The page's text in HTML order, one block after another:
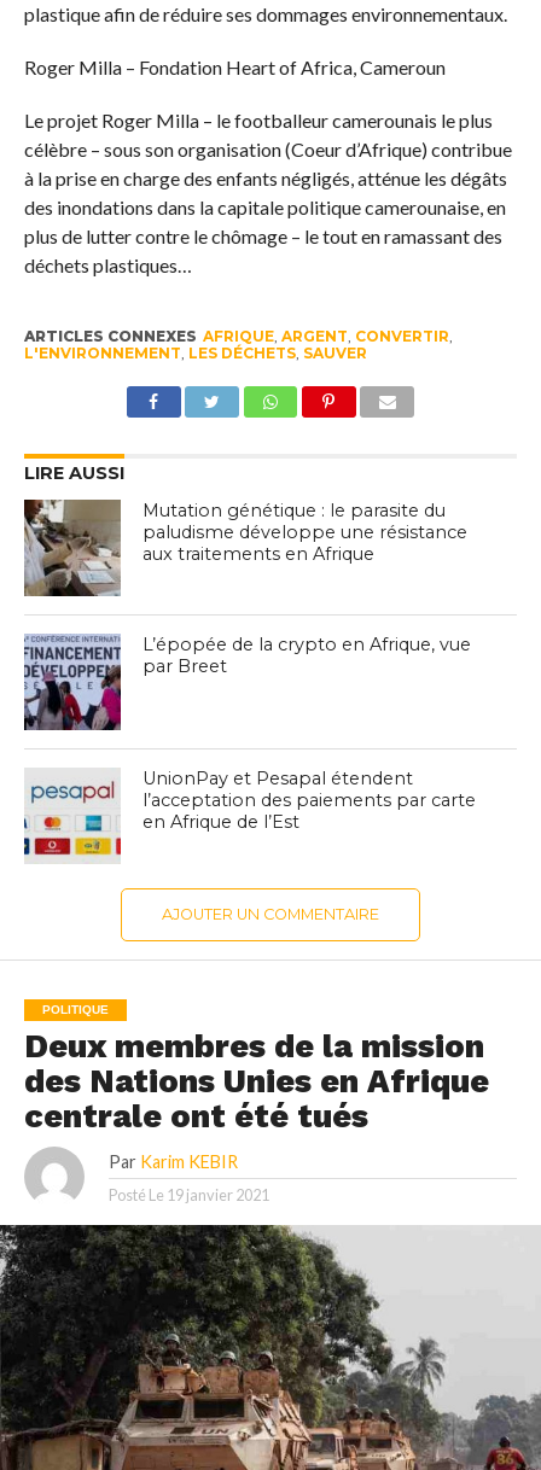
plastique afin de réduire ses dommages environnementaux.
Roger Milla – Fondation Heart of Africa, Cameroun
Le projet Roger Milla – le footballeur camerounais le plus
célèbre – sous son organisation (Coeur d’Afrique) contribue
à la prise en charge des enfants négligés, atténue les dégâts
des inondations dans la capitale politique camerounaise, en
plus de lutter contre le chômage – le tout en ramassant des
déchets plastiques…
ARTICLES CONNEXES AFRIQUE, ARGENT CONVERTIR
L'ENVIRONNEMENT LES DÉCHETS, SAUVER
LIRE AUSSI
Mutation génétique : le parasite du
paludisme développe une résistance
aux traitements en Afrique
L’épopée de la crypto en Afrique, vue
par Breet
UnionPay et Pesapal étendent
l’acceptation des paiements par carte
en Afrique de l’Est
AJOUTER UN COMMENTAIRE
POLITIQUE
Deux membres de la mission
des Nations Unies en Afrique
centrale ont été tués
Par Karim KEBIR
Posté Le 19 janvier 2021